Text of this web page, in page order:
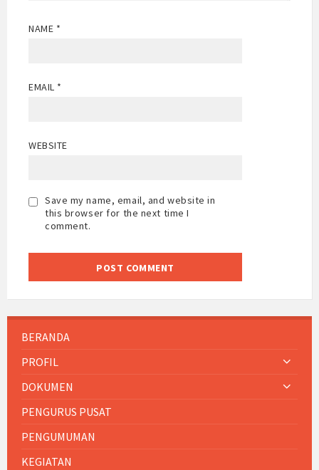
NAME *
EMAIL *
WEBSITE
Save my name, email, and website in
this browser for the next time I
comment.
BERANDA
PROFIL
DOKUMEN
PENGURUS PUSAT
PENGUMUMAN
KEGIATAN